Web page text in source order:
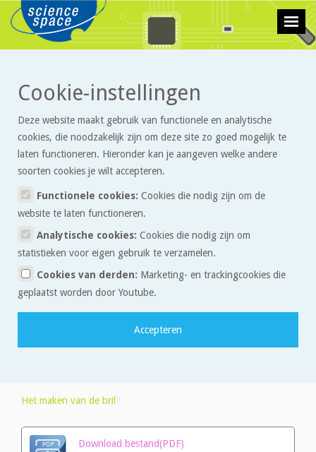
Technologie Proefjes > Zelf een 3D-bril maken
Zelf een 3D-bril maken
In het artikel over 3D-brillen kunnen je lezen hoe het kan dat je
met zo’n bril in een platte foto diepte kunt zien. Met gekleurd folie
is het heel gemakkelijk om zelf zo’n brilletje te maken. Zo kun je zelf
anaglyfen in 3D zien!
Benodigdheden
Lijm
Het maken van de bril
Download bestand(PDF)
Cookie-instellingen
Deze website maakt gebruik van functionele en analytische
cookies, die noodzakelijk zijn om deze site zo goed mogelijk te
laten functioneren. Hieronder kan je aangeven welke andere
soorten cookies je wilt accepteren.
Functionele cookies: Cookies die nodig zijn om de
website te laten functioneren.
Analytische cookies: Cookies die nodig zijn om
statistieken voor eigen gebruik te verzamelen.
Cookies van derden: Marketing- en trackingcookies die
geplaatst worden door Youtube.